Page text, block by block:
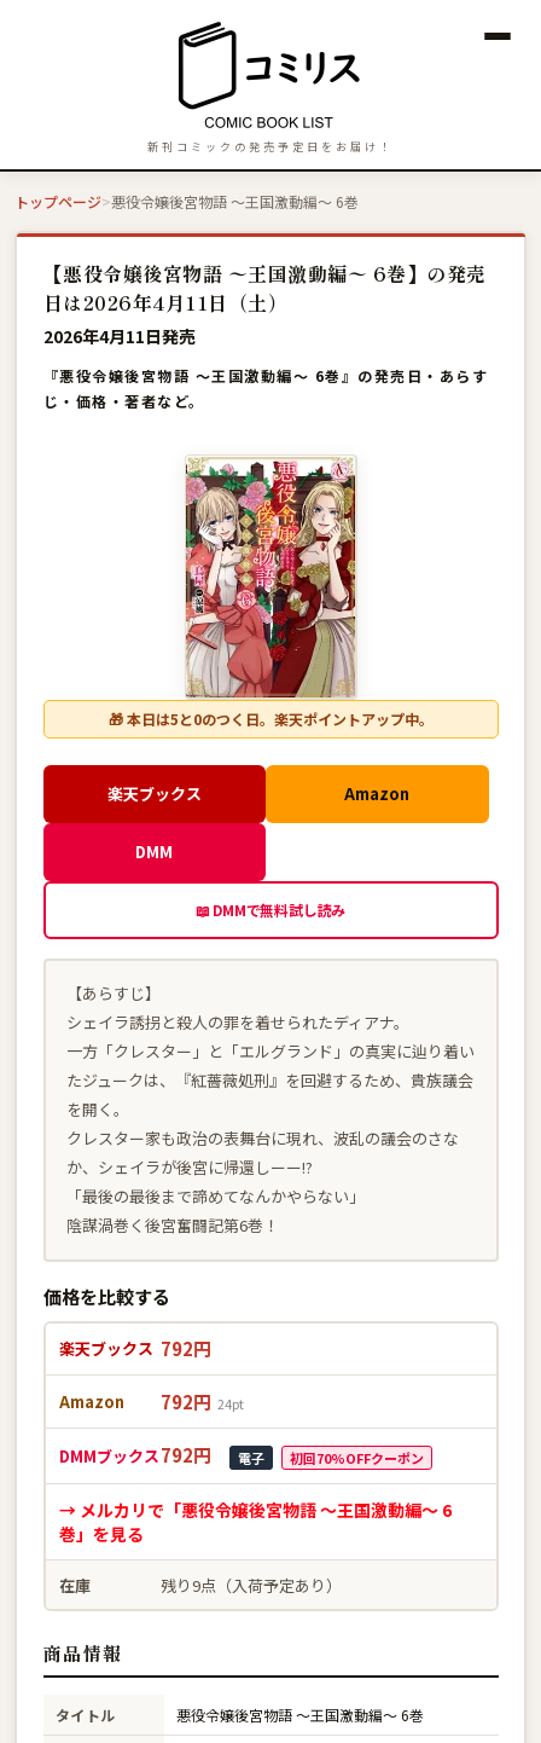
新刊コミックの発売予定日をお届け！
トップページ 悪役令嬢後宮物語 〜王国激動編〜 6巻
【悪役令嬢後宮物語 〜王国激動編〜 6巻】の発売
日は2026年4月11日（土）
2026年4月11日発売
『悪役令嬢後宮物語 〜王国激動編〜 6巻』の発売日・あらす
じ・価格・著者など。
🎁 本日は5と0のつく日。楽天ポイントアップ中。
楽天ブックス Amazon
DMM
📖 DMMで無料試し読み
【あらすじ】
シェイラ誘拐と殺人の罪を着せられたディアナ。
一方「クレスター」と「エルグランド」の真実に辿り着い
たジュークは、『紅薔薇処刑』を回避するため、貴族議会
を開く。
クレスター家も政治の表舞台に現れ、波乱の議会のさな
か、シェイラが後宮に帰還しーー!?
「最後の最後まで諦めてなんかやらない」
陰謀渦巻く後宮奮闘記第6巻！
価格を比較する
楽天ブックス 792円
Amazon 792円 24pt
DMMブックス792円 電子 初回70%OFFクーポン
→ メルカリで「悪役令嬢後宮物語 〜王国激動編〜 6
巻」を見る
在庫 残り9点（入荷予定あり）
商品情報
タイトル 悪役令嬢後宮物語 〜王国激動編〜 6巻